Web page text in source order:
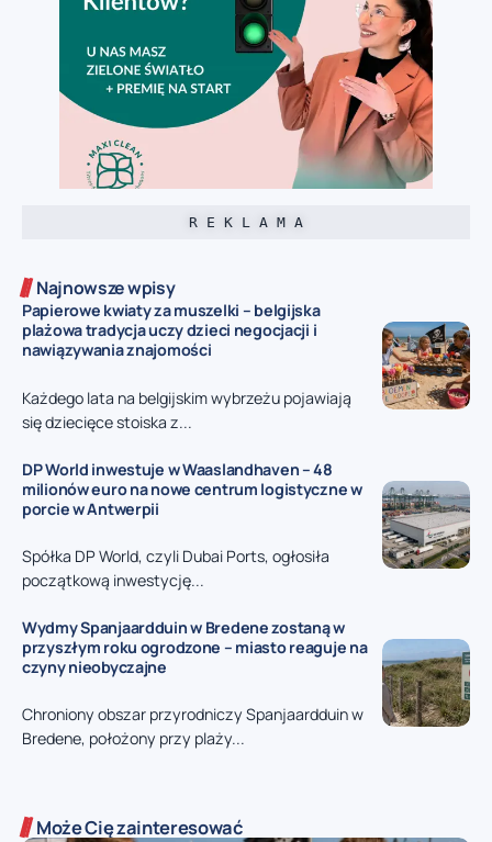
R E K L A M A
Najnowsze wpisy
Papierowe kwiaty za muszelki – belgijska
plażowa tradycja uczy dzieci negocjacji i
nawiązywania znajomości
Każdego lata na belgijskim wybrzeżu pojawiają
się dziecięce stoiska z...
DP World inwestuje w Waaslandhaven – 48
milionów euro na nowe centrum logistyczne w
porcie w Antwerpii
Spółka DP World, czyli Dubai Ports, ogłosiła
początkową inwestycję...
Wydmy Spanjaardduin w Bredene zostaną w
przyszłym roku ogrodzone – miasto reaguje na
czyny nieobyczajne
Chroniony obszar przyrodniczy Spanjaardduin w
Bredene, położony przy plaży...
Może Cię zainteresować